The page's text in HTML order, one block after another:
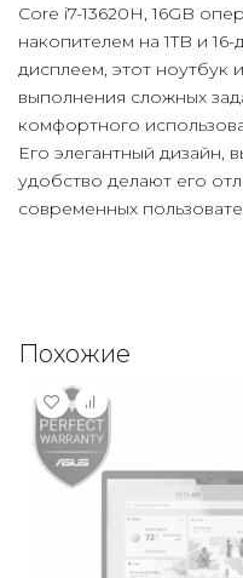
Core i7-13620H, 16GB
накопителем на 1TB и
дисплеем, этот ноутбук
выполнения сложных
комфортного
Его элегантный дизайн,
удобство делают его
современных
Похожие